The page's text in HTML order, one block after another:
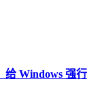
给 Windows 强行